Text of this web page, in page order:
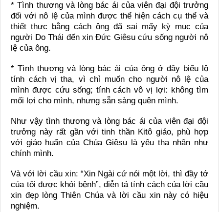
* Tình thương và lòng bác ái của viên đại đội trưởng
đối với nô lệ của mình được thể hiện cách cụ thể và
thiết thực bằng cách ông đã sai mấy kỳ mục của
người Do Thái đến xin Đức Giêsu cứu sống người nô
lệ của ông.
* Tình thương và lòng bác ái của ông ở đây biểu lộ
tính cách vị tha, vì chỉ muốn cho người nô lệ của
mình được cứu sống; tính cách vô vị lợi: không tìm
mối lợi cho mình, nhưng sẵn sàng quên mình.
Như vậy tình thương và lòng bác ái của viên đại đội
trưởng này rất gần với tinh thần Kitô giáo, phù hợp
với giáo huấn của Chúa Giêsu là yêu tha nhân như
chính mình.
Và với lời cầu xin: “Xin Ngài cứ nói một lời, thì đầy tớ
của tôi được khỏi bệnh”, diễn tả tính cách của lời cầu
xin đẹp lòng Thiên Chúa và lời cầu xin này có hiệu
nghiệm.